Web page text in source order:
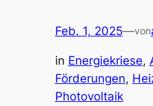
Feb. 1, 2025—von
in Energiekriese,
Förderungen,
Photovoltaik